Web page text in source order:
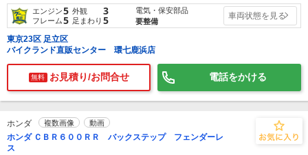
エンジン5 外観 3
フレーム5 足まわり 5
電気・保安部品
要整備
車両状態を見る
東京23区 足立区
バイクランド直販センター 環七鹿浜店
無料 お見積り/お問合せ 電話をかける
ホンダ 複数画像 動画
ホンダ ＣＢＲ６００ＲＲ バックステップ フェンダーレ
ス